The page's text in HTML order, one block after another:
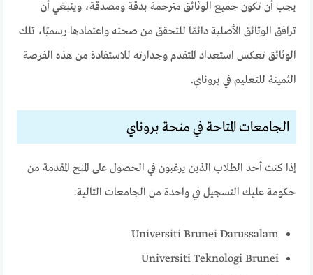
يجب أن تكون جميع الوثائق مترجمة بدقة ومصدقة، وينبغي أن
ترافق الوثائق الأصلية دائمًا للتحقق من صحته واعتمادها رسميًا، تلك
الوثائق تعكس استعداد المتقدم وجدارته للاستفادة من هذه الفرصة
الثمينة للتعليم في بروناي.
الجامعات المتاحة في منحة بروناي
إذا كنت أحد الطلاب الذين يرغبون في الحصول على المنح المقدمة من
حكومة عليك التسجيل في واحدة من الجامعات التالية:
Universiti Brunei Darussalam
Universiti Teknologi Brunei